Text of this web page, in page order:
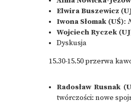
Elwira Buszewicz
Iwona Słomak (UŚ):
Wojciech Ryczek
Dyskusja
15.30-15.50 przerwa
Radosław Rusnak
twórczości: nowe